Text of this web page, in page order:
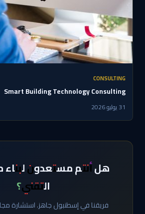
CONSULTING
Smart Building Technology Consulting
31 يوليو 2026
هل أنتم مستعدون
التقني؟